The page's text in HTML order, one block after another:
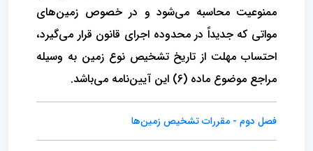
ممنوعیت محاسبه می‌شود و در خصوص زمین‌های
مواتی که جدیداً در محدوده اجرای قانون قرار می‌گیرد،
احتساب مهلت از تاریخ تشخیص نوع زمین به وسیله
مراجع موضوع ماده (6) این آیین‌نامه می‌باشد.
فصل دوم - مقررات تشخیص زمین‌ها